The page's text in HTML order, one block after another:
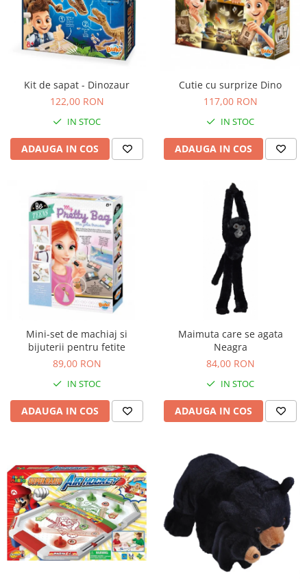
Kit de sapat - Dinozaur
122,00 RON
IN STOC
ADAUGA IN COS
Cutie cu surprize Dino
117,00 RON
IN STOC
ADAUGA IN COS
Mini-set de machiaj si
bijuterii pentru fetite
89,00 RON
IN STOC
ADAUGA IN COS
Maimuta care se agata
Neagra
84,00 RON
IN STOC
ADAUGA IN COS